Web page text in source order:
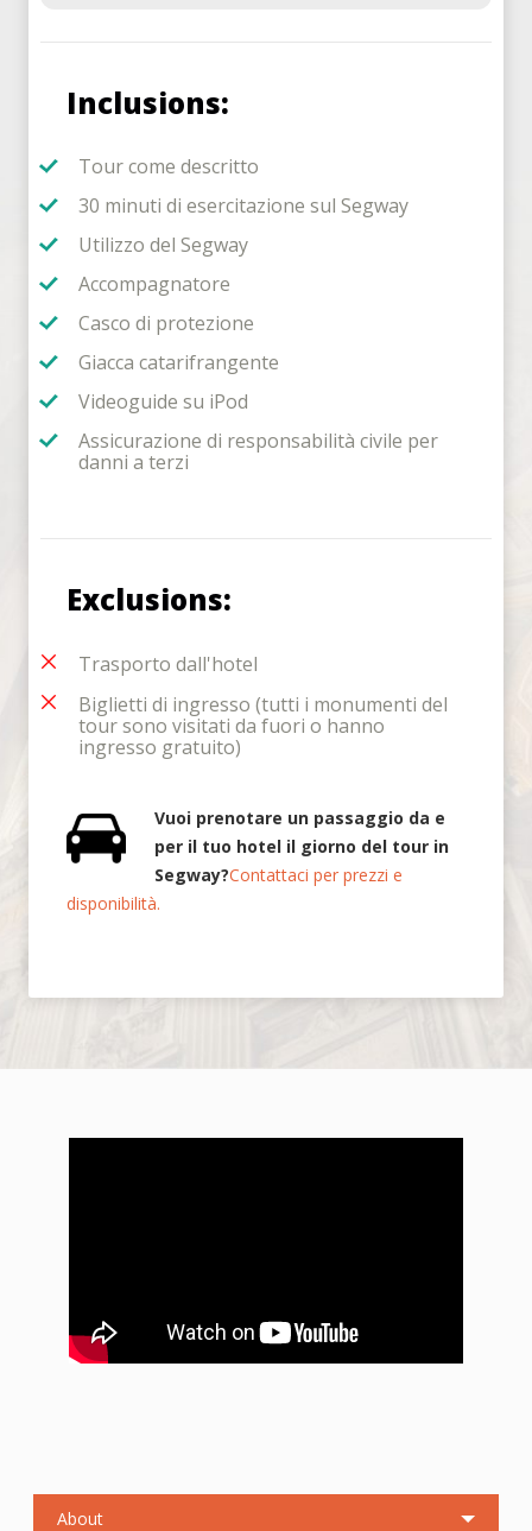
About
Inclusions:
Tour come descritto
30 minuti di esercitazione sul Segway
Utilizzo del Segway
Accompagnatore
Casco di protezione
Giacca catarifrangente
Videoguide su iPod
Assicurazione di responsabilità civile per
danni a terzi
Exclusions:
Trasporto dall'hotel
Biglietti di ingresso (tutti i monumenti del
tour sono visitati da fuori o hanno
ingresso gratuito)
Vuoi prenotare un passaggio da e
per il tuo hotel il giorno del tour in
Segway?Contattaci per prezzi e
disponibilità.